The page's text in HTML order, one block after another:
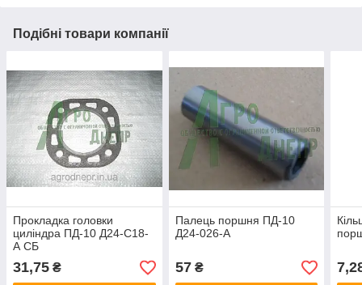
Подібні товари компанії
Прокладка головки
циліндра ПД-10 Д24-С18-
А СБ
31,75 ₴
Палець поршня ПД-10
Д24-026-А
57₴